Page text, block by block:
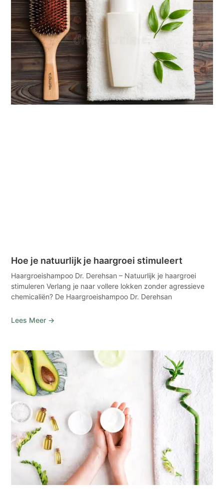
Hoe je natuurlijk je haargroei stimuleert
Haargroeishampoo Dr. Derehsan – Natuurlijk je haargroei
stimuleren Verlang je naar vollere lokken zonder agressieve
chemicaliën? De Haargroeishampoo Dr. Derehsan
Lees Meer →